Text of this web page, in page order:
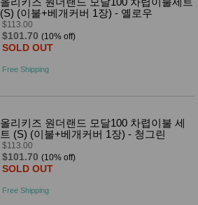
(S) (이불+베개커버 1장) - 옐로우
$113.00
$101.70 (10% off)
SOLD OUT
Free Shipping
올리키즈 원더랜드 모달100 차렵이불 세
트 (S) (이불+베개커버 1장) - 청그린
$113.00
$101.70 (10% off)
SOLD OUT
Free Shipping